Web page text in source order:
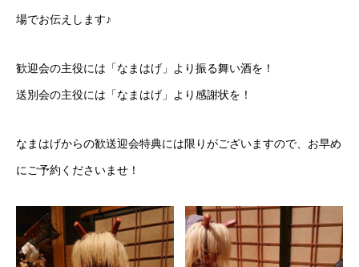
場でお伝えします♪
歓迎会の主役には「なまはげ」より振る舞い酒を！
送別会の主役には「なまはげ」より感謝状を！
なまはげからの歓送迎会特典には限りがございますので、お早め
にご予約くださいませ！